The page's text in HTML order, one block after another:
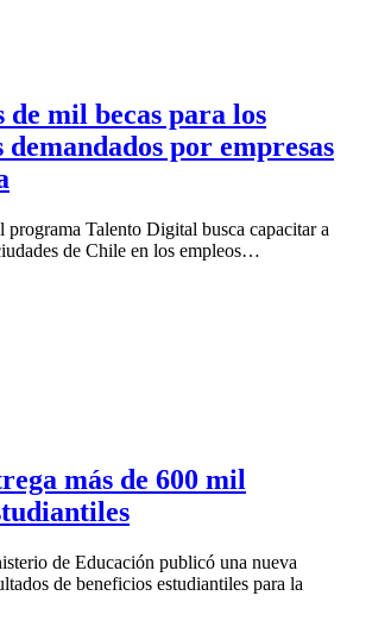
de mil becas para los
demandados por empresas
Talento Digital busca capacitar a
de Chile en los empleos…
más de 600 mil
de Educación publicó una nueva
de beneficios estudiantiles para la